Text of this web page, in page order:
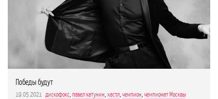
Победы будут
19.05.2021 дискофокс павел катунин хастл чемпион чемпионат Москвы